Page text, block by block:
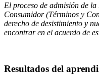
El proceso de admisión de
Consumidor (Términos y
derecho de desistimiento y
encontrar en el acuerdo de
Resultados del